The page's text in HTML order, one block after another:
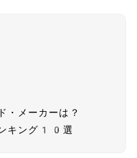
・メーカーは？
ンキング10選